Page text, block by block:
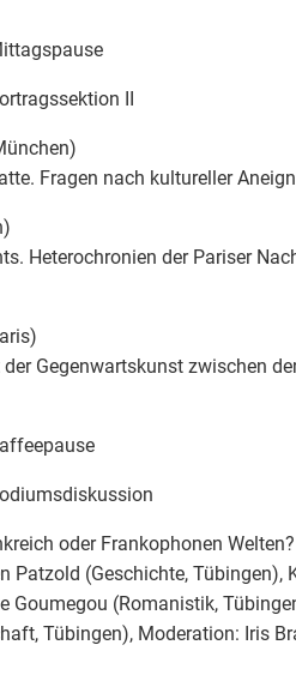
II
Fragen nach kultureller
Heterochronien der Pariser
Gegenwartskunst zwischen
oder Frankophonen
Patzold (Geschichte, Tübingen),
Goumegou (Romanistik,
Tübingen), Moderation: Iris